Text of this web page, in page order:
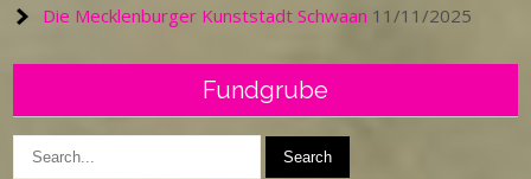
Die Mecklenburger Kunststadt Schwaan 11/11/2025
Fundgrube